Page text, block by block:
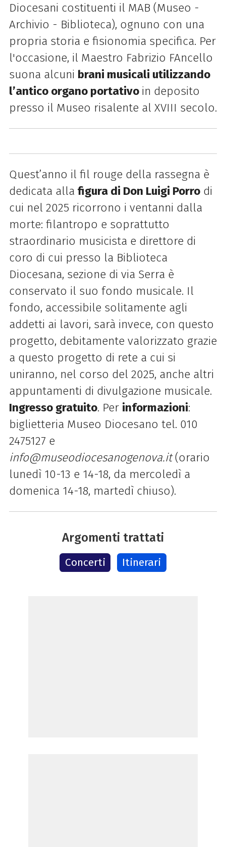
Diocesani costituenti il MAB (Museo -
Archivio - Biblioteca), ognuno con una
propria storia e fisionomia specifica. Per
l'occasione, il Maestro Fabrizio FAncello
suona alcuni brani musicali utilizzando
l’antico organo portativo in deposito
presso il Museo risalente al XVIII secolo.
Quest’anno il fil rouge della rassegna è
dedicata alla figura di Don Luigi Porrodi
cui nel 2025 ricorrono i ventanni dalla
morte: filantropo e soprattutto
straordinario musicista e direttore di
coro di cui presso la Biblioteca
Diocesana, sezione di via Serra è
conservato il suo fondo musicale. Il
fondo, accessibile solitamente agli
addetti ai lavori, sarà invece, con questo
progetto, debitamente valorizzato grazie
a questo progetto di rete a cui si
uniranno, nel corso del 2025, anche altri
appuntamenti di divulgazione musicale.
Ingresso gratuito. Per informazioni:
biglietteria Museo Diocesano tel. 010
2475127 e
info@museodiocesanogenova.it(orario
lunedì 10-13 e 14-18, da mercoledì a
domenica 14-18, martedì chiuso).
Argomenti trattati
Concerti Itinerari